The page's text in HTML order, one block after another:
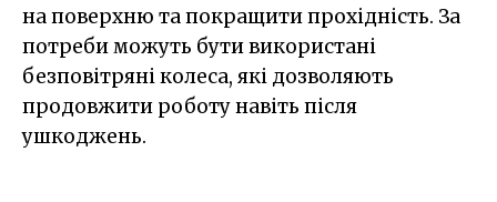
на поверхню та покращити прохідність. За
потреби можуть бути використані
безповітряні колеса, які дозволяють
продовжити роботу навіть після
ушкоджень.